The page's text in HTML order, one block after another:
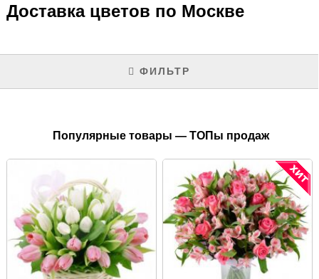
Доставка цветов по Москве
ФИЛЬТР
Популярные товары — ТОПы продаж